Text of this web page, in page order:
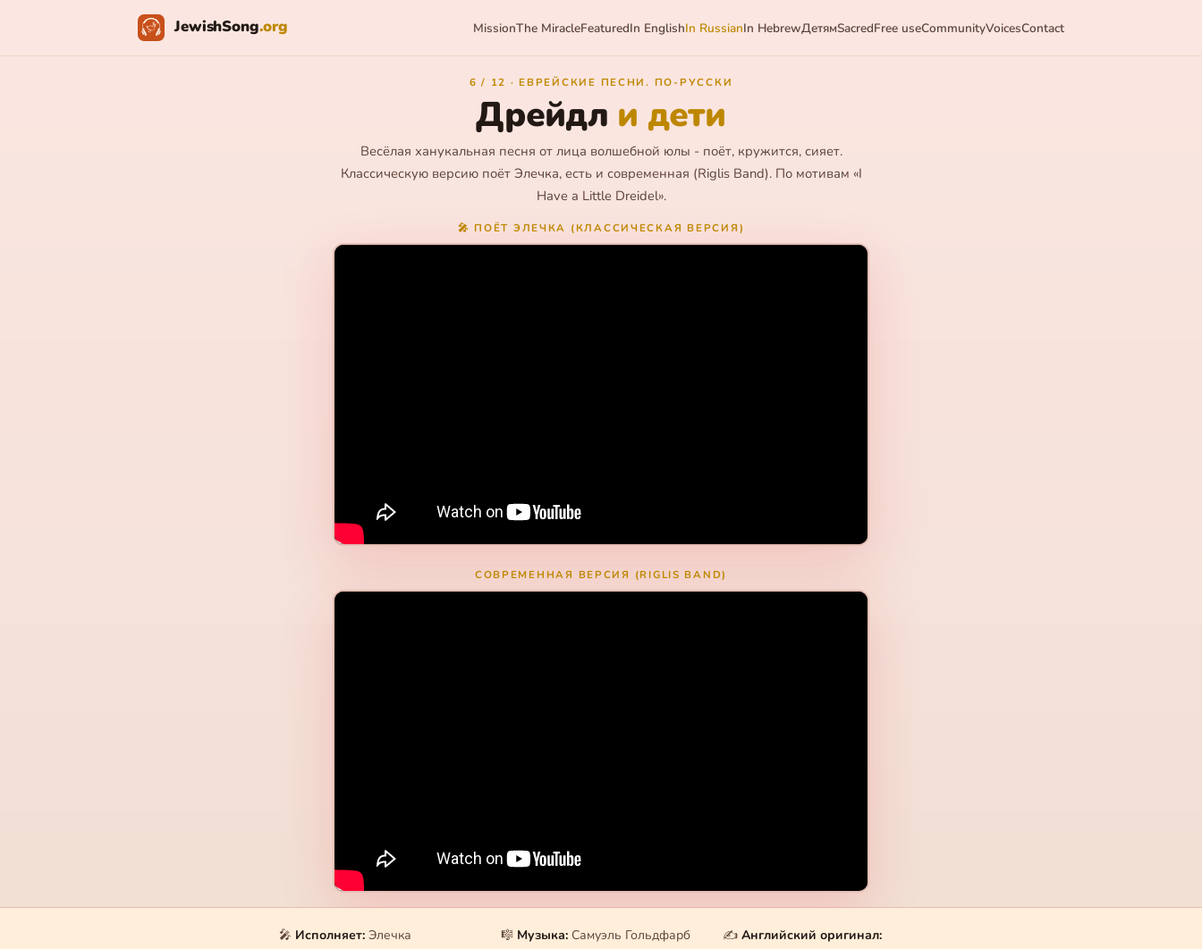
JewishSong.org MissionThe MiracleFeaturedIn EnglishIn RussianIn HebrewДетямSacredFree useCommunityVoicesContact
6 / 12 · ЕВРЕЙСКИЕ ПЕСНИ. ПО-РУССКИ
Дрейдл и дети
Весёлая ханукальная песня от лица волшебной юлы - поёт, кружится, сияет.
Классическую версию поёт Элечка, есть и современная (Riglis Band). По мотивам «I
Have a Little Dreidel».
🎤 ПОЁТ ЭЛЕЧКА (КЛАССИЧЕСКАЯ ВЕРСИЯ)
СОВРЕМЕННАЯ ВЕРСИЯ (RIGLIS BAND)
🎤 Исполняет: Элечка
🎼 Музыка: Самуэль Гольдфарб
✍️ Английский оригинал: